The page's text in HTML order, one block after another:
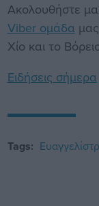
Ακολουθήστε
Viber ομάδα
Χίο και το
Ειδήσεις σήμερα
Tags: